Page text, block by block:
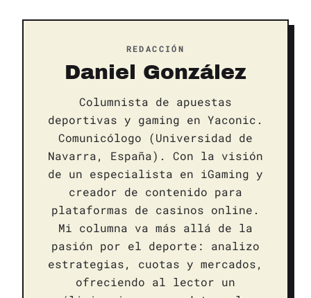
REDACCIÓN
Daniel González
Columnista de apuestas
deportivas y gaming en Yaconic.
Comunicólogo (Universidad de
Navarra, España). Con la visión
de un especialista en iGaming y
creador de contenido para
plataformas de casinos online.
Mi columna va más allá de la
pasión por el deporte: analizo
estrategias, cuotas y mercados,
ofreciendo al lector un